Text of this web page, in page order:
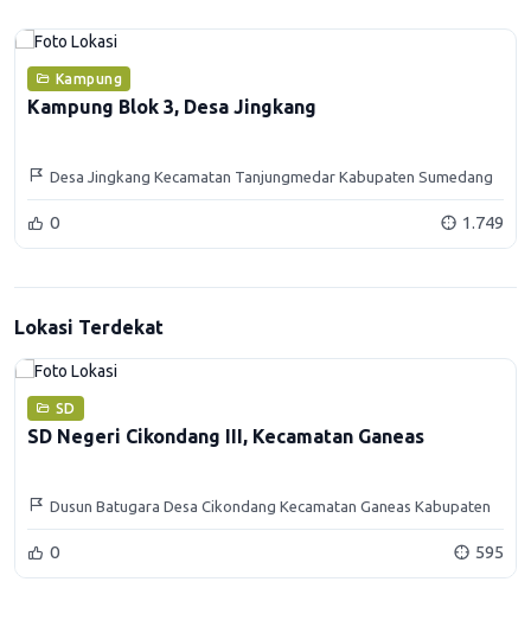
Kampung
Kampung Blok 3, Desa Jingkang
Desa Jingkang Kecamatan Tanjungmedar Kabupaten Sumedang
0 1.749
Lokasi Terdekat
SD
SD Negeri Cikondang III, Kecamatan Ganeas
Dusun Batugara Desa Cikondang Kecamatan Ganeas Kabupaten
Sumedang
0 595